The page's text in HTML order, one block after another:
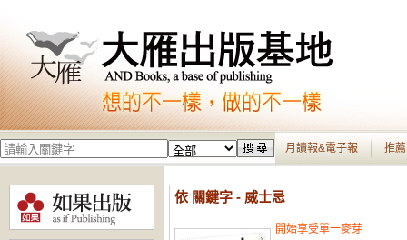
月讀報&電子報 推
依 關鍵字 - 威士忌
開始享受單一麥芽